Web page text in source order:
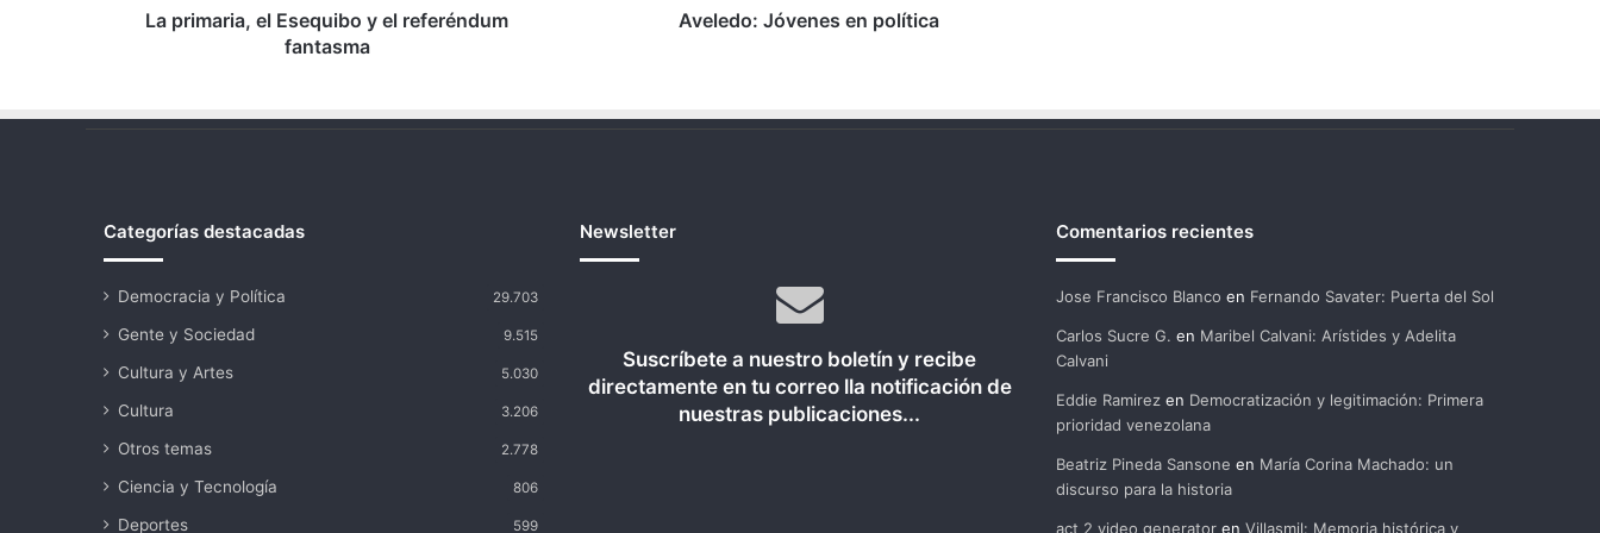
La primaria, el Esequibo y el referéndum
fantasma
Aveledo: Jóvenes en política
Categorías destacadas
Democracia y Política 29.703
Gente y Sociedad 9.515
Cultura y Artes 5.030
Cultura 3.206
Otros temas 2.778
Ciencia y Tecnología 806
Deportes 599
Newsletter
Suscríbete a nuestro boletín y recibe
directamente en tu correo lla notificación de
nuestras publicaciones...
Comentarios recientes
Jose Francisco Blanco en Fernando Savater: Puerta del Sol
Carlos Sucre G. en Maribel Calvani: Arístides y Adelita
Calvani
Eddie Ramirezen Democratización y legitimación: Primera
prioridad venezolana
Beatriz Pineda Sansone en María Corina Machado: un
discurso para la historia
act 2 video generatoren Villasmil: Memoria histórica y